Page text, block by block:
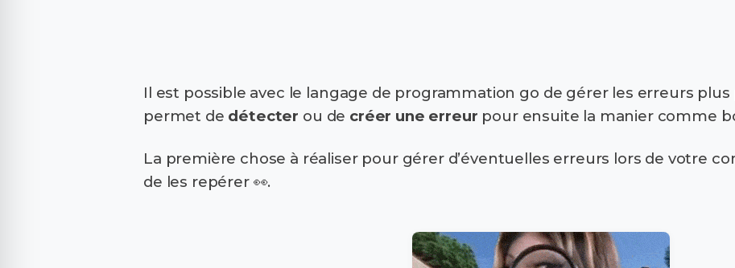
Il est possible avec le langage de programmation go de gérer les erreurs
permet de détecter ou de créer une erreur pour ensuite la manier comme
La première chose à réaliser pour gérer d’éventuelles erreurs lors de votre
de les repérer 👀.